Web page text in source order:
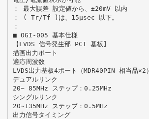
： 最大誤差 設定値から、±20mV 以内
： ( Tr/Tf )は、15μsec 以下。
：
■ OGI-005 基本仕様
【LVDS 信号発生部 PCI 基板】
描画出力ポート
適応周波数
LVDS出力基板4ポート（MDR40PIN 相当品×2）
デュアルリンク
20∼ 85MHz ステップ：0.25MHz
シングルリンク
20∼135MHz ステップ：0.5MHz
出力信号タイミング